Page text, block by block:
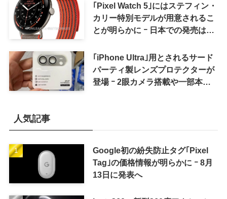
｢Pixel Watch 5｣にはステフィン・
カリー特別モデルが用意されるこ
とが明らかに ｰ 日本での発売は期
｢iPhone Ultra｣用とされるサード
パーティ製レンズプロテクターが
登場 ｰ 2眼カメラ搭載や一部本体
人気記事
Google初の紛失防止タグ｢Pixel
Tag｣の価格情報が明らかに ｰ 8月
13日に発表へ